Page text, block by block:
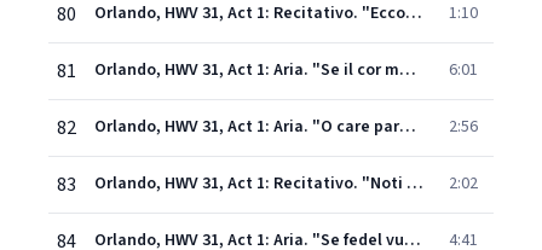
80 Orlando, HWV 31, Act 1: Recitativo. "Ecco Dorinda" (Medoro, Dorinda) 1:10
81 Orlando, HWV 31, Act 1: Aria. "Se il cor mai ti dirà" - Recitativo. "Povera me!" (Medoro, Dorinda) 6:01
82 Orlando, HWV 31, Act 1: Aria. "O care parolette" (Dorinda) 2:56
83 Orlando, HWV 31, Act 1: Recitativo. "Noti o me sono" (Zoroastro, Angelica, Orlando) 2:02
84 Orlando, HWV 31, Act 1: Aria. "Se fedel vuoi ch'io ti creda" - Recitativo. "T'ubbidirò" (Angelica, Orlando) 4:41